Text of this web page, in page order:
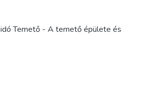
Temető - A temető épülete és